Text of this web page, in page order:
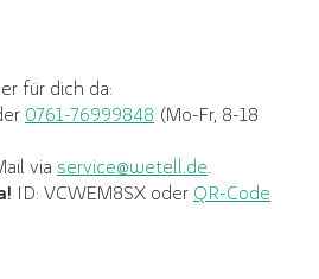
für dich da:
0761-76999848 (Mo-Fr, 8-18
via service@wetell.de.
ID: VCWEM8SX oder QR-Code